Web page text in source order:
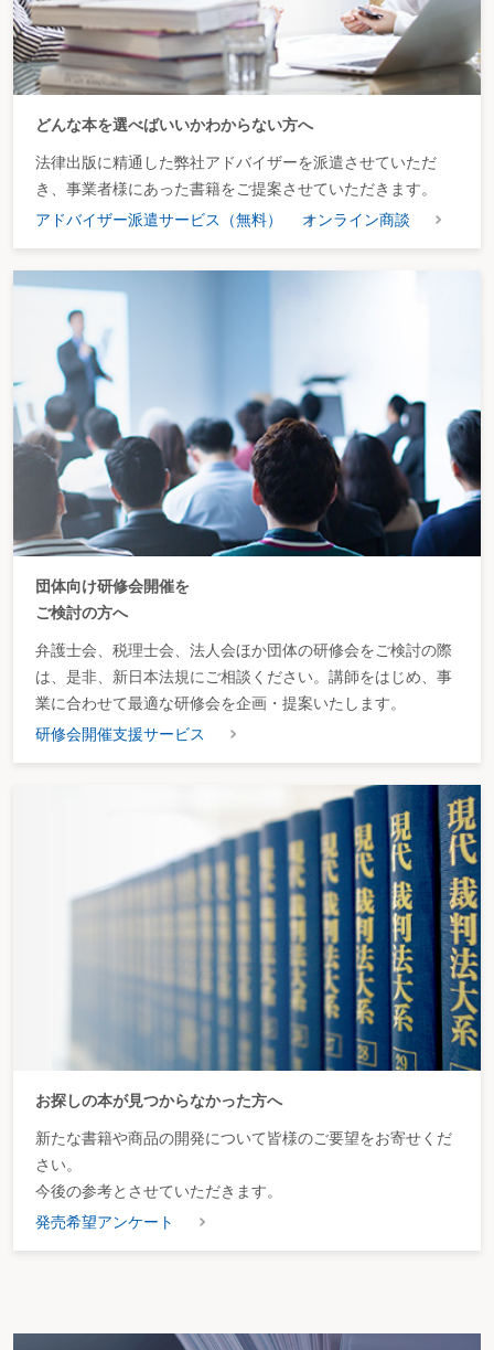
どんな本を選べばいいかわからない方へ
法律出版に精通した弊社アドバイザーを派遣させていただ
き、事業者様にあった書籍をご提案させていただきます。
アドバイザー派遣サービス（無料）
オンライン商談
団体向け研修会開催を
ご検討の方へ
弁護士会、税理士会、法人会ほか団体の研修会をご検討の際
は、是非、新日本法規にご相談ください。講師をはじめ、事
業に合わせて最適な研修会を企画・提案いたします。
研修会開催支援サービス
お探しの本が見つからなかった方へ
新たな書籍や商品の開発について皆様のご要望をお寄せくだ
さい。
今後の参考とさせていただきます。
発売希望アンケート